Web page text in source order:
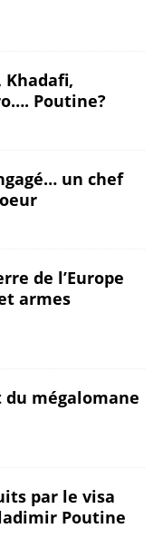
Khadafi,
Poutine?
un chef
de l’Europe
armes
mégalomane
par le visa
Poutine